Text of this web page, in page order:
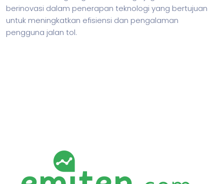
berinovasi dalam penerapan teknologi yang bertujuan
untuk meningkatkan efisiensi dan pengalaman
pengguna jalan tol.